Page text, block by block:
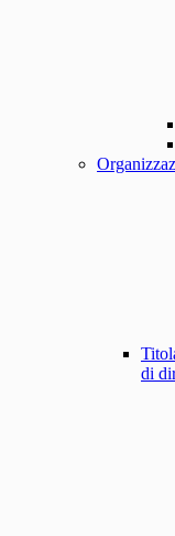
di